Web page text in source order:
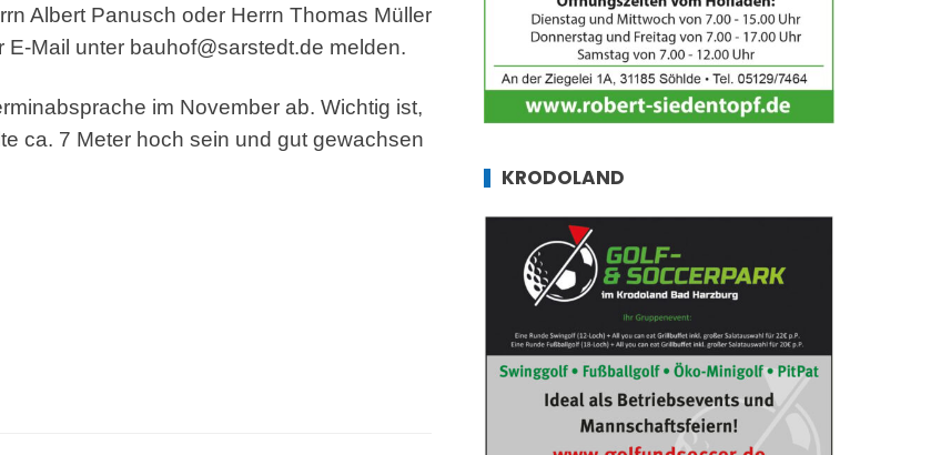
Albert Panusch oder Herrn Thomas Müller
Mail unter bauhof@sarstedt.de melden.
im November ab. Wichtig ist,
ca. 7 Meter hoch sein und gut gewachsen
KRODOLAND